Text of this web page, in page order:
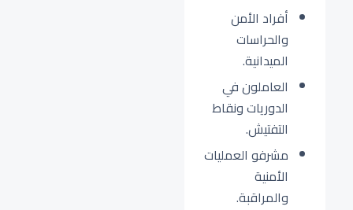
أفراد الأمن
والحراسات
الميدانية.
العاملون في
الدوريات ونقاط
التفتيش.
مشرفو العمليات
الأمنية
والمراقبة.